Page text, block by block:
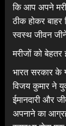
कि आप अपने
ठीक होकर
स्वस्थ जीवन
मरीजों को
भारत सरकार के
विजय कुमार ने
ईमानदारी और
अपनाने का